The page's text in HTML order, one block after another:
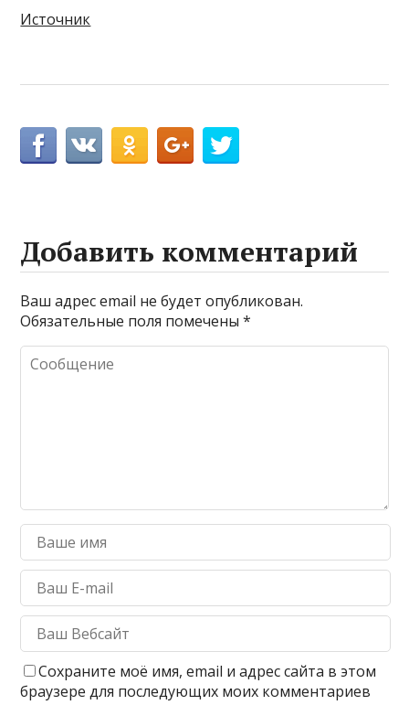
Источник
Добавить комментарий
Ваш адрес email не будет опубликован.
Обязательные поля помечены*
Сохраните моё имя, email и адрес сайта в этом
браузере для последующих моих комментариев